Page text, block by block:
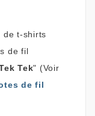
de t-shirts
de fil
Tek" (Voir
de fil